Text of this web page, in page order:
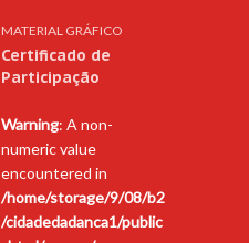
MATERIAL GRÁFICO
Certificado de
Participação
Warning: A non-
numeric value
encountered in
/home/storage/9/08/b2
/cidadedadanca1/public